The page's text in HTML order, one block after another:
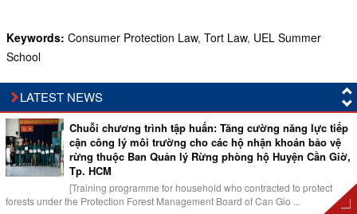
Keywords: Consumer Protection Law, Tort Law, UEL Summer
School
LATEST NEWS
Chuỗi chương trình tập huấn: Tăng cường năng lực tiếp
cận công lý môi trường cho các hộ nhận khoán bảo vệ
rừng thuộc Ban Quản lý Rừng phòng hộ Huyện Cần Giờ,
Tp. HCM
[Training programme for household who contracted to protect
forests under the Protection Forest Management Board of Can Gio ...